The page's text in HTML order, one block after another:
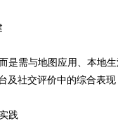
是需与地图应用、本地
及社交评价中的综合表现
践